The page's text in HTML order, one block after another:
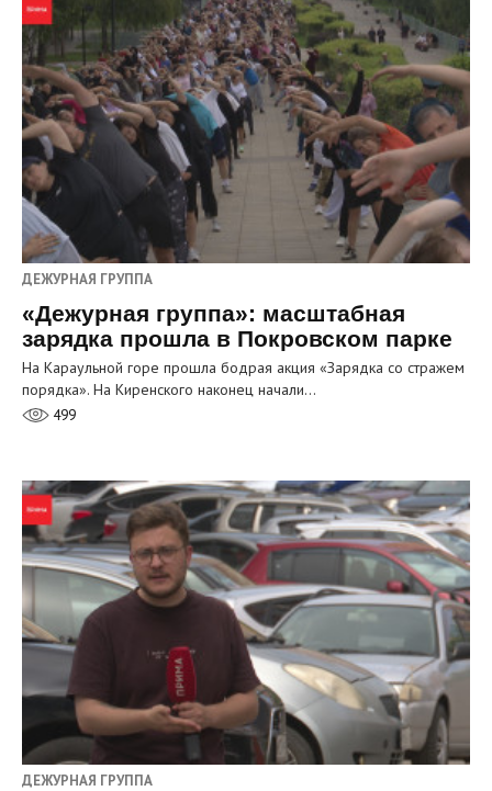
ДЕЖУРНАЯ ГРУППА
«Дежурная группа»: масштабная
зарядка прошла в Покровском парке
На Караульной горе прошла бодрая акция «Зарядка со стражем
порядка». На Киренского наконец начали…
499
ДЕЖУРНАЯ ГРУППА